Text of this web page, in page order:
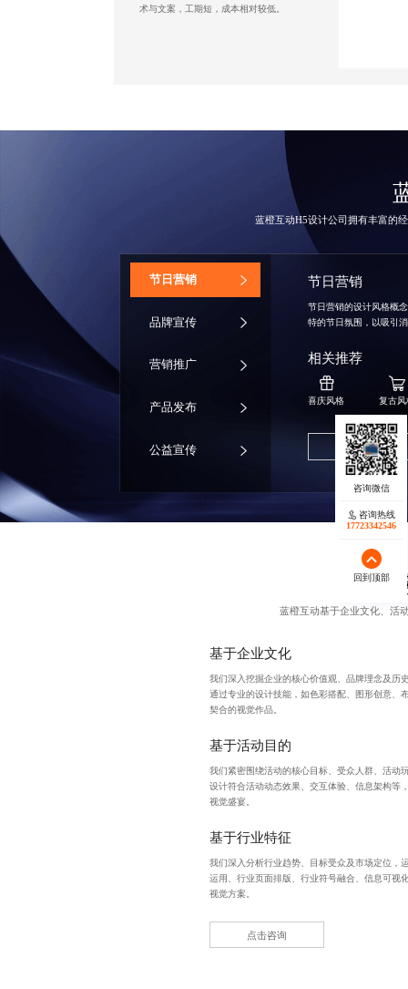
术与文案，工期短，成本相对较低。
蓝橙互动H5设计公司拥有丰富的
‌节日营销
品牌宣传
营销推广
产品发布
公益宣传
节日营销
节日营销的设计风格概
特的节日氛围，以吸引
相关推荐
喜庆风格 复古风
获取同款方案
蓝橙互动基于企业文化、活
基于企业文化
我们深入挖掘企业的核心价值观、品牌理念及历
通过专业的设计技能，如色彩搭配、图形创意、
契合的视觉作品。
基于活动目的
我们紧密围绕活动的核心目标、受众人群、活动
设计符合活动动态效果、交互体验、信息架构等
视觉盛宴。
基于行业特征
我们深入分析行业趋势、目标受众及市场定位，
运用、行业页面排版、行业符号融合、信息可视
视觉方案。
点击咨询
咨询热线
17723342546
回到顶部